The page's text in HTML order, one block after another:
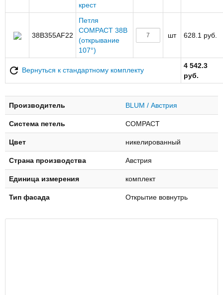
крест
38B355AF22
Петля
COMPACT 38B
(открывание
107°)
шт 628.1 руб.
Вернуться к стандартному комплекту
4 542.3
руб.
Производитель BLUM / Австрия
Система петель COMPACT
Цвет никелированный
Страна производства Австрия
Единица измерения комплект
Тип фасада Открытие вовнутрь